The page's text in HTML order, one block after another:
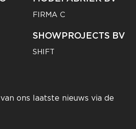
FIRMA C
SHOWPROJECTS BV
SHIFT
ons laatste nieuws via de